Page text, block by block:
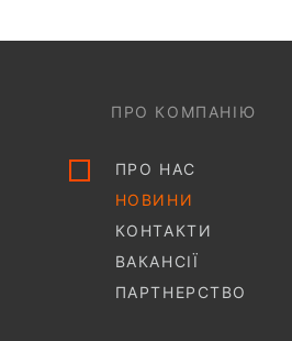
ПРО КОМПАНІЮ
ПРО НАС
НОВИНИ
КОНТАКТИ
ВАКАНСІЇ
ПАРТНЕРСТВО